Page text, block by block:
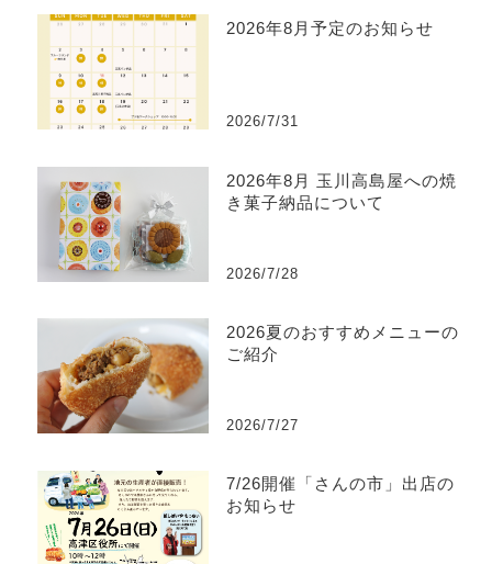
2026年8月予定のお知らせ
2026/7/31
2026年8月 玉川高島屋への焼
き菓子納品について
2026/7/28
2026夏のおすすめメニューの
ご紹介
2026/7/27
7/26開催「さんの市」出店の
お知らせ